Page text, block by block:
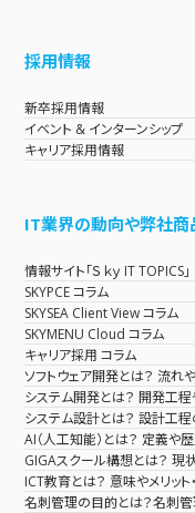
採用情報
新卒採用情報
イベント & インターンシップ
キャリア採用情報
IT業界の動向や弊社商
情報サイト「Ｓｋｙ IT TOPICS」
SKYPCE コラム
SKYSEA Client View コラム
SKYMENU Cloud コラム
キャリア採用 コラム
ソフトウェア開発とは？ 流れ
システム開発とは？ 開発工
システム設計とは？ 設計工程
AI（人工知能）とは？ 定義や
GIGAスクール構想とは？ 現
ICT教育とは？ 意味やメリッ
名刺管理の目的とは？名刺管